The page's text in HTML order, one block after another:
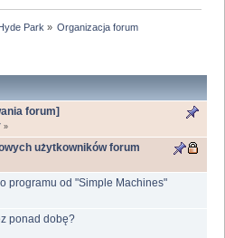
Park » Organizacja forum
forum]
»
użytkowników forum
programu od "Simple Machines"
ponad dobę?